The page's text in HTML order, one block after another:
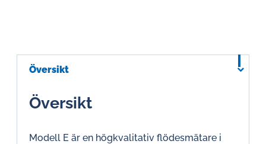
Översikt
Översikt
Modell E är en högkvalitativ flödesmätare i